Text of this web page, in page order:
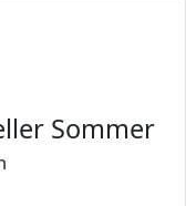
Sommer